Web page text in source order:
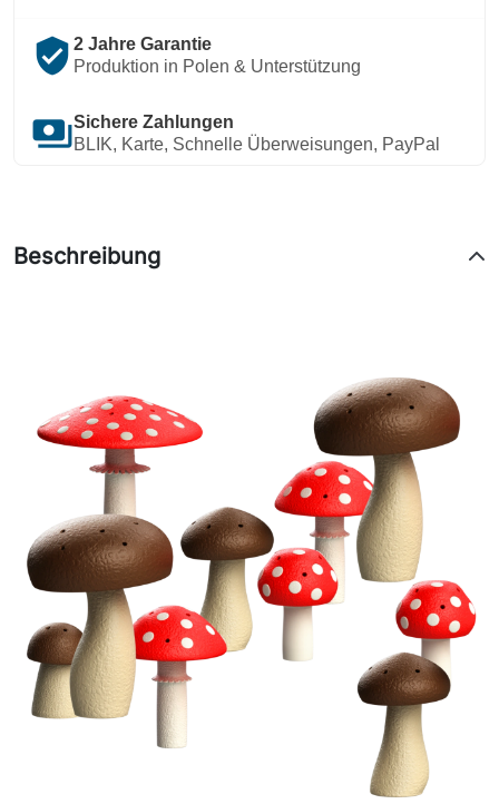
verified_user 2 Jahre Garantie
Produktion in Polen & Unterstützung
paymentsSichere Zahlungen
BLIK, Karte, Schnelle Überweisungen, PayPal
Beschreibung